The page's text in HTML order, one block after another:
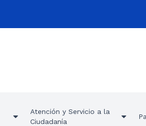
Atención y Servicio a la
Ciudadanía